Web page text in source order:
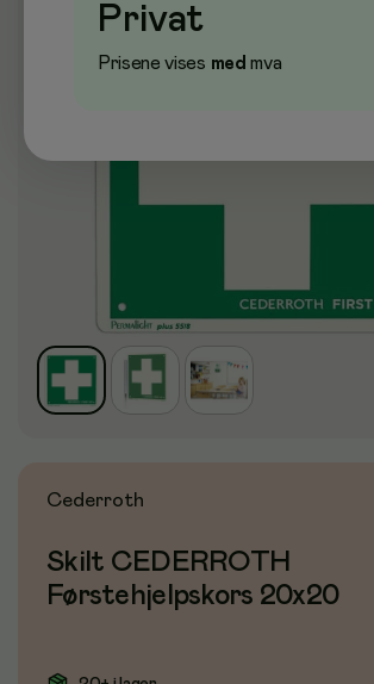
Cederroth
Skilt CEDERROTH
Førstehjelpskors 20x20
Privat
Prisene vises med mva